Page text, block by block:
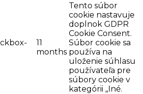
11
months
Tento súbor
cookie nastavuje
doplnok GDPR
Cookie Consent.
Súbor cookie sa
používa na
uloženie súhlasu
používateľa pre
súbory cookie v
kategórii „Iné.